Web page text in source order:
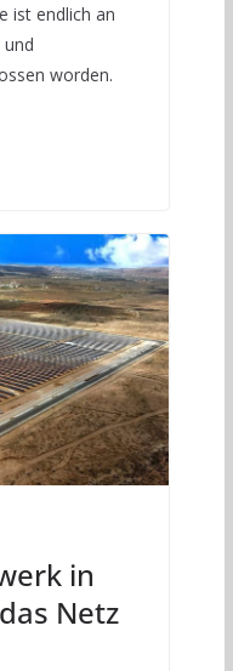
ist endlich an
worden.
in
Netz